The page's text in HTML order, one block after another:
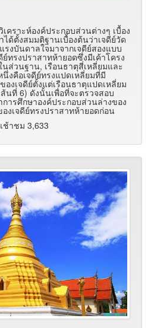
คราะห์องค์ประกอบส่วนต่างๆ เบื้อง
ได้ตั้งสมมติฐานเบื้องต้นว่าเจดีย์วัด
งบันดาลใจมาจากเจดีย์สองแบบ
ทรงปราสาทห้ายอดซึ่งมีเค้าโครง
ส่วนฐาน, เรือนธาตุสี่เหลี่ยมและ
งคือเจดีย์ทรงแปดเหลี่ยมที่มี
งเจดีย์ตั้งแต่เรือนธาตุแปดเหลี่ยม
นที่ 6) ดังนั้นเพื่อที่จะตรวจสอบ
ารศึกษาองค์ประกอบส่วนล่างของ
งเจดีย์ทรงปราสาทห้ายอดก่อน
ช้าชม 3,633